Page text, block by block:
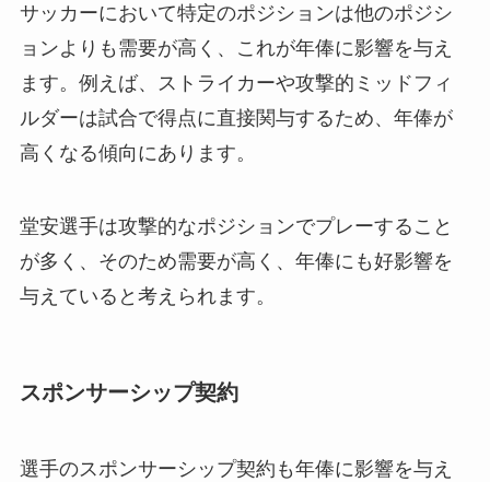
サッカーにおいて特定のポジションは他のポジシ
ョンよりも需要が高く、これが年俸に影響を与え
ます。例えば、ストライカーや攻撃的ミッドフィ
ルダーは試合で得点に直接関与するため、年俸が
高くなる傾向にあります。
堂安選手は攻撃的なポジションでプレーすること
が多く、そのため需要が高く、年俸にも好影響を
与えていると考えられます。
スポンサーシップ契約
選手のスポンサーシップ契約も年俸に影響を与え